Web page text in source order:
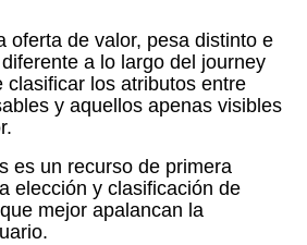
oferta de valor, pesa distinto e
a lo largo del journey
clasificar los atributos entre
y aquellos apenas visibles
es un recurso de primera
elección y clasificación de
mejor apalancan la